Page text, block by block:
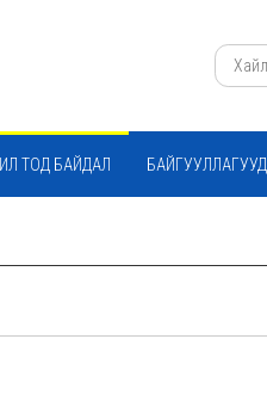
ИЛ ТОД БАЙДАЛ БАЙГУУЛЛАГУУД